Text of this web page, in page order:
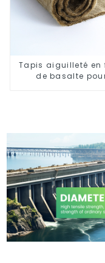
Tapis aiguilleté en
de basalte